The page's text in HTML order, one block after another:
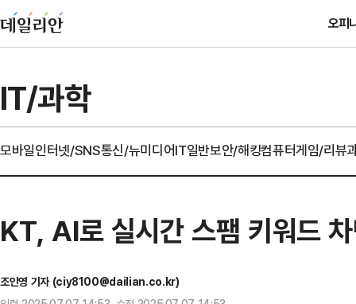
오피
IT/과학
모바일인터넷/SNS통신/뉴미디어IT일반보안/해킹컴퓨터게임/리뷰
KT, AI로 실시간 스팸 키워드
조인영 기자 (ciy8100@dailian.co.kr)